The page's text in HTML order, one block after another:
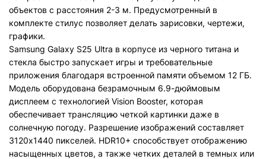
объектов с расстояния 2-3 м. Предусмотренный в
комплекте стилус позволяет делать зарисовки, чертежи,
графики.
Samsung Galaxy S25 Ultra в корпусе из черного титана и
стекла быстро запускает игры и требовательные
приложения благодаря встроенной памяти объемом 12 ГБ.
Модель оборудована безрамочным 6.9-дюймовым
дисплеем с технологией Vision Booster, которая
обеспечивает трансляцию четкой картинки даже в
солнечную погоду. Разрешение изображений составляет
3120х1440 пикселей. HDR10+ способствует отображению
насыщенных цветов, а также четких деталей в темных или